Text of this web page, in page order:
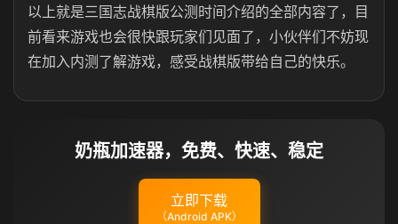
以上就是三国志战棋版公测时间介绍的全部内容了，目
前看来游戏也会很快跟玩家们见面了，小伙伴们不妨现
在加入内测了解游戏，感受战棋版带给自己的快乐。
奶瓶加速器，免费、快速、稳定
立即下载
（Android APK）